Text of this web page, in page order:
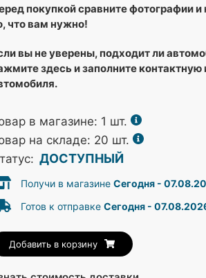
покупкой сравните фотографии
что вам нужно!
вы не уверены, подходит ли
здесь и заполните
в магазине: 1 шт.
на складе: 20 шт.
ДОСТУПНЫЙ
Получи в магазинеСегодня -
Готов к отправкеСегодня -
Добавить в корзину